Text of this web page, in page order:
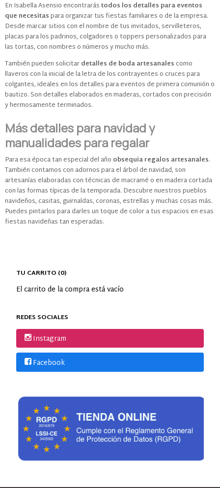
TU CARRITO (0)
El carrito de la compra está vacío
REDES SOCIALES
Instagram
Facebook
En Isabella Asensio encontrarástodos los detalles para eventos
que necesitaspara organizar tus fiestas familiares o de la empresa.
Desde marcar sitios con el nombre de tus invitados, servilleteros,
placas para los padrinos, colgadores o toppers personalizados para
las tortas, con nombres o números y mucho más.
También pueden solicitardetalles de boda artesanales como
llaveros con la inicial de la letra de los contrayentes o cruces para
colgantes, ideales en los detalles para eventos de primera comunión o
bautizo. Son detalles elaborados en maderas, cortados con precisión
y hermosamente terminados.
Más detalles para navidad y
manualidades para regalar
Para esa época tan especial del año obsequia regalos artesanales.
También contamos con adornos para el árbol de navidad, son
artesanías elaboradas con técnicas de macramé o en madera cortada
con las formas típicas de la temporada. Descubre nuestros pueblos
navideños, casitas, guirnaldas, coronas, estrellas y muchas cosas más.
Puedes pintarlos para darles un toque de color a tus espacios en esas
fiestas navideñas tan esperadas.